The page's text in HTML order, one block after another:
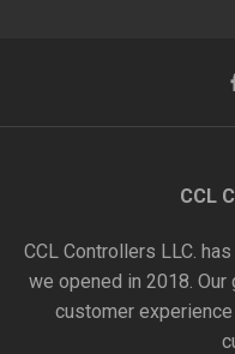
CCL
CCL Controllers LLC.
we opened in 2018.
customer